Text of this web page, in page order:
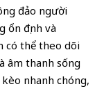
đảo người
ổn định và
có thể theo dõi
âm thanh sống
nhanh chóng,